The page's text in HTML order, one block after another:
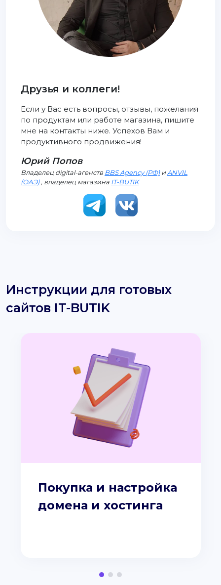
Друзья и коллеги!
Если у Вас есть вопросы, отзывы, пожелания
по продуктам или работе магазина, пишите
мне на контакты ниже. Успехов Вам и
продуктивного продвижения!
Юрий Попов
Владелец digital-агенств BBS Agency (РФ)иANVIL
(ОАЭ), владелец магазина IT-BUTIK
Инструкции для готовых
сайтов IT-BUTIK
Покупка и настройка
домена и хостинга